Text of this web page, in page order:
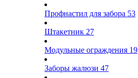
Профнастил для забора 53
Штакетник 27
Модульные ограждения 19
Заборы жалюзи 47